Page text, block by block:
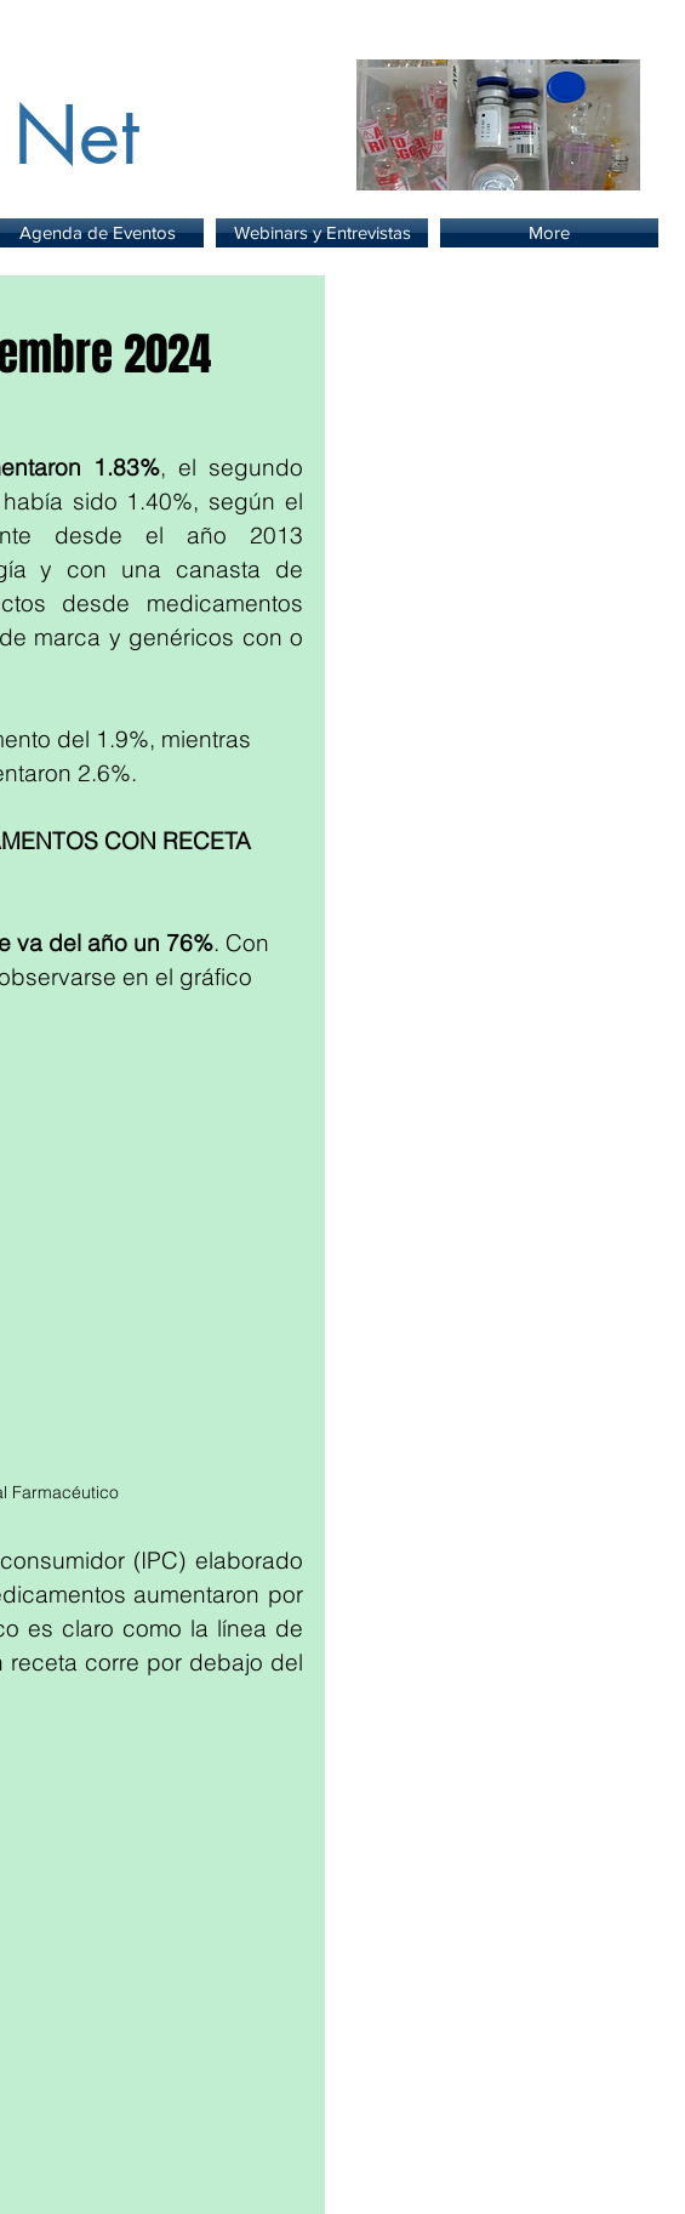
Net
Agenda de Eventos Webinars y Entrevistas More
2024
1.83%, el segundo
sido 1.40%, según el
desde el año 2013
y con una canasta de
desde medicamentos
marca y genéricos con o
del 1.9%, mientras
2.6%.
CON RECETA
va del año un 76%. Con
en el gráfico
Farmacéutico
(IPC) elaborado
aumentaron por
es claro como la línea de
receta corre por debajo del